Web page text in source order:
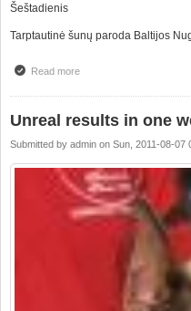
Šeštadienis
Tarptautinė šunų paroda Baltijos
Read moreabout Nerealus Tikrai
Unreal results in one
Submitted by admin on Sun, 2011-08-07